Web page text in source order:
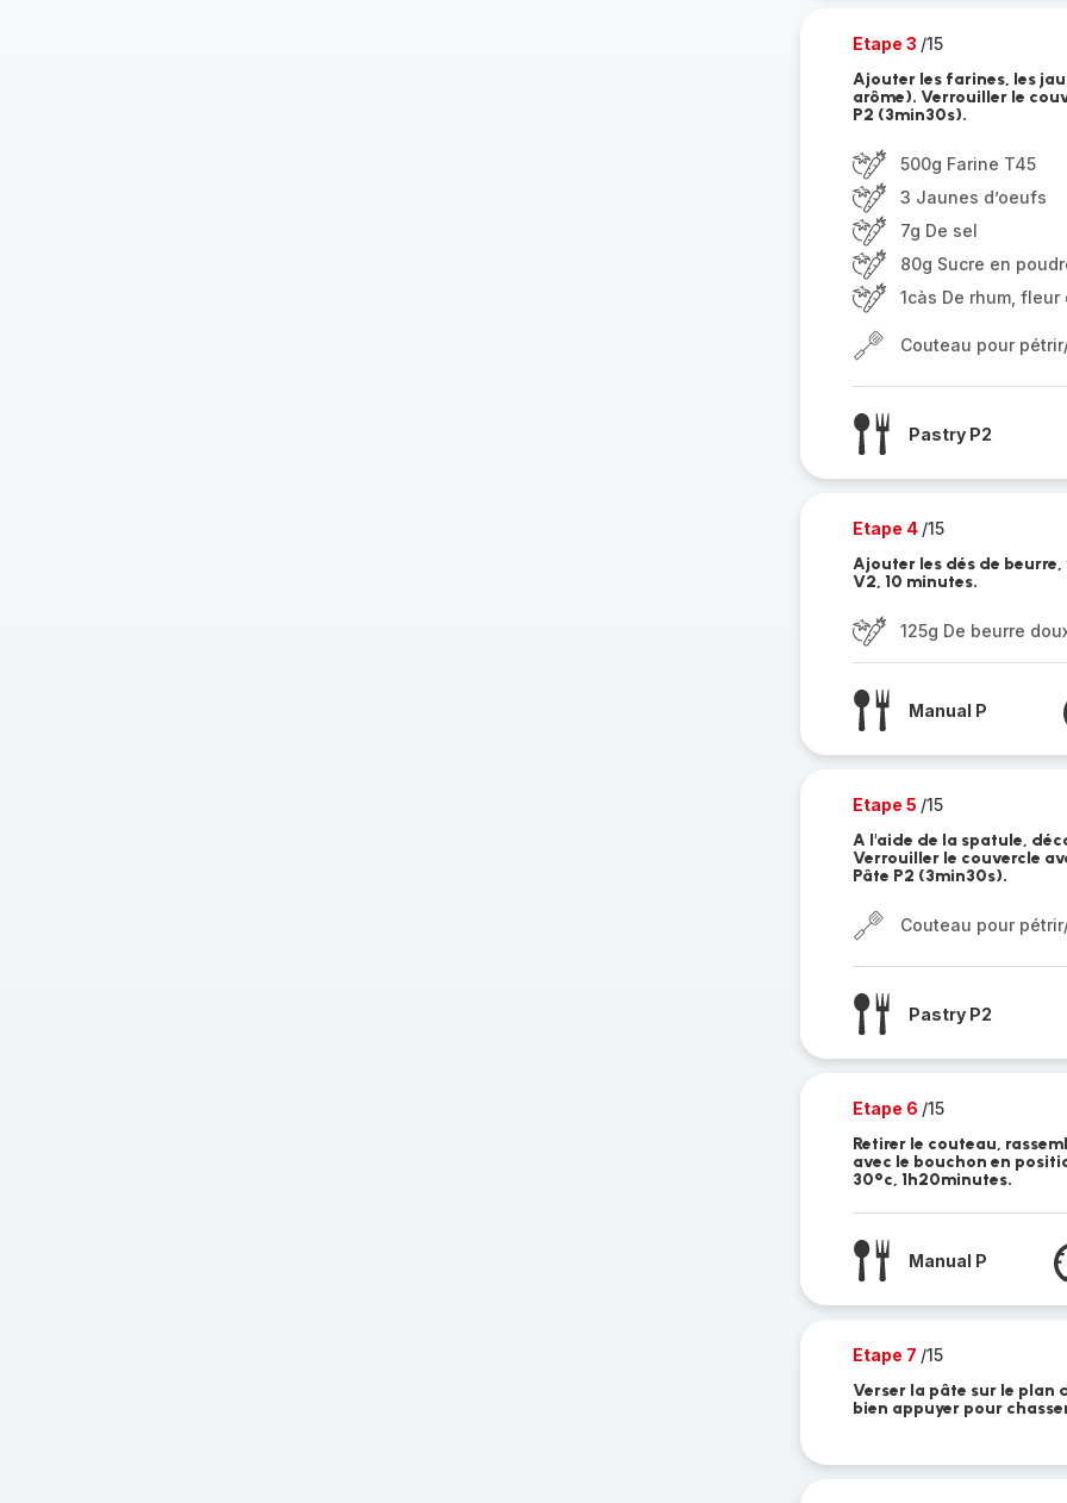
Etape 3 /15
Ajouter les farines, les
arôme). Verrouiller le
P2 (3min30s).
500g Farine T45
3 Jaunes d’oeufs
7g De sel
80g Sucre en
1càs De rhum, fleur
Couteau pour
Pastry P2
Etape 4 /15
Ajouter les dés de
V2, 10 minutes.
125g De beurre
Manual P
Etape 5 /15
A l'aide de la spatule,
Verrouiller le couvercle
Pâte P2 (3min30s).
Couteau pour
Pastry P2
Etape 6 /15
Retirer le couteau,
avec le bouchon en
30°c, 1h20minutes.
Manual P
Etape 7 /15
Verser la pâte sur le plan
bien appuyer pour